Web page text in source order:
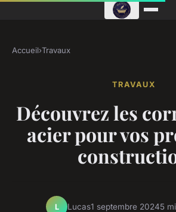
Accueil›Travaux
TRAVAUX
Découvrez les
acier pour vos
L Lucas1 septembre 20245